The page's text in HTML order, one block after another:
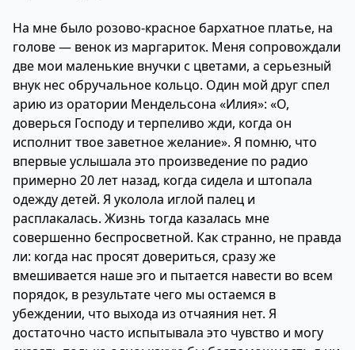
На мне было розово-красное бархатное платье, на
голове — венок из маргариток. Меня сопровождали
две мои маленькие внучки с цветами, а серьезный
внук нес обручальное кольцо. Один мой друг спел
арию из оратории Мендельсона «Илия»: «О,
доверься Господу и терпеливо жди, когда он
исполнит твое заветное желание». Я помню, что
впервые услышала это произведение по радио
примерно 20 лет назад, когда сидела и штопала
одежду детей. Я уколола иглой палец и
расплакалась. Жизнь тогда казалась мне
совершенно беспросветной. Как странно, не правда
ли: когда нас просят довериться, сразу же
вмешивается наше эго и пытается навести во всем
порядок, в результате чего мы остаемся в
убеждении, что выхода из отчаяния нет. Я
достаточно часто испытывала это чувство и могу